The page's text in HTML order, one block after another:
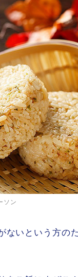
ソン
ないという方の